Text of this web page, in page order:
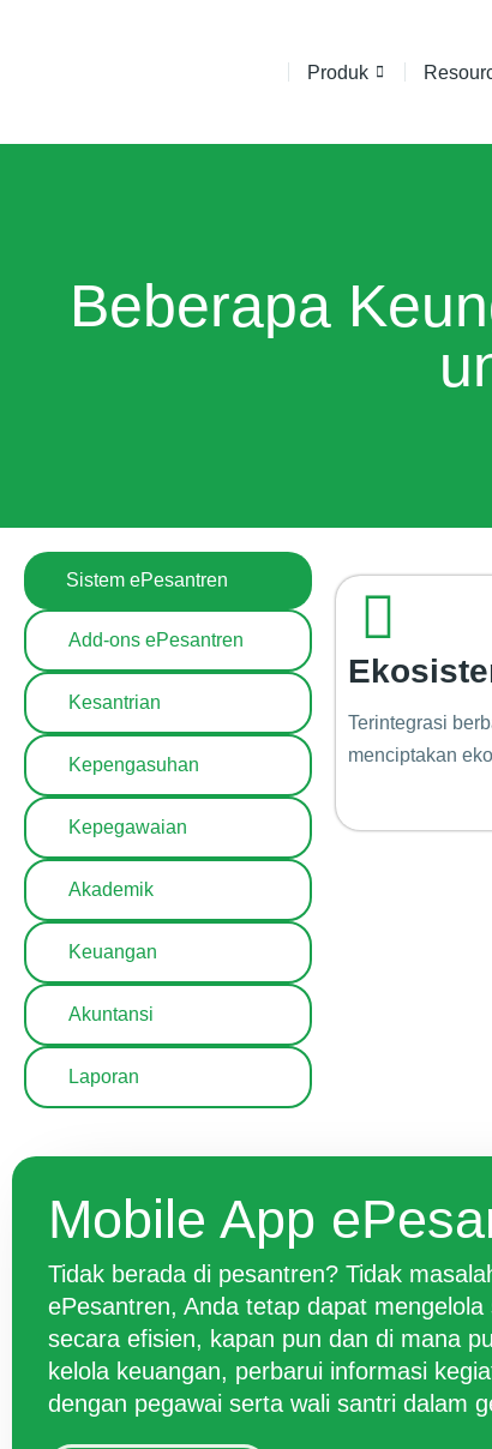
Produk
Beberapa
Sistem ePesantren
Add-ons ePesantren
Kesantrian
Kepengasuhan
Kepegawaian
Akademik
Keuangan
Akuntansi
Laporan
Terintegrasi
menciptakan
Mobile App
Tidak berada di pesantren? Tidak
ePesantren, Anda tetap dapat
secara efisien, kapan pun dan di mana
kelola keuangan, perbarui informasi
dengan pegawai serta wali santri dalam